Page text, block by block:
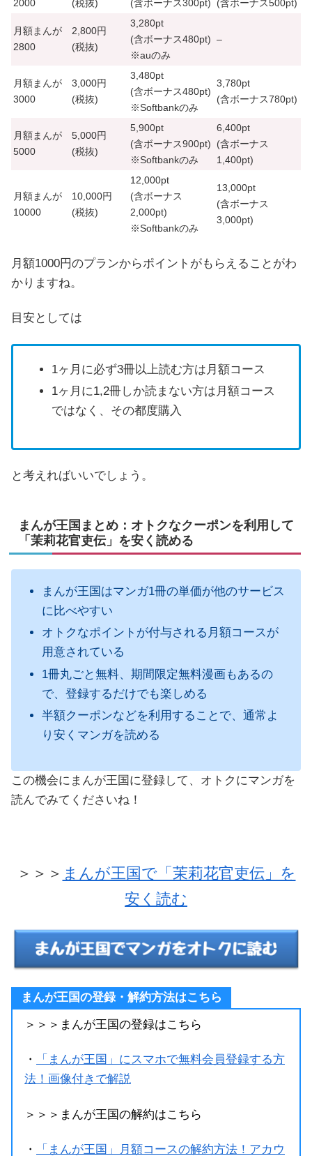
2000 (税抜) (含ボーナス300pt) (含ボーナス500pt)
月額まんが
2800
2,800円
(税抜)
3,280pt
(含ボーナス480pt)
※auのみ
–
月額まんが
3000
3,000円
(税抜)
3,480pt
(含ボーナス480pt)
※Softbankのみ
3,780pt
(含ボーナス780pt)
月額まんが
5000
5,000円
(税抜)
5,900pt
(含ボーナス900pt)
※Softbankのみ
6,400pt
(含ボーナス
1,400pt)
月額まんが
10000
10,000円
(税抜)
12,000pt
(含ボーナス
2,000pt)
※Softbankのみ
13,000pt
(含ボーナス
3,000pt)
月額1000円のプランからポイントがもらえることがわ
かりますね。
目安としては
1ヶ月に必ず3冊以上読む方は月額コース
1ヶ月に1,2冊しか読まない方は月額コース
ではなく、その都度購入
と考えればいいでしょう。
まんが王国まとめ：オトクなクーポンを利用して
「茉莉花官吏伝」を安く読める
まんが王国はマンガ1冊の単価が他のサービス
に比べやすい
オトクなポイントが付与される月額コースが
用意されている
1冊丸ごと無料、期間限定無料漫画もあるの
で、登録するだけでも楽しめる
半額クーポンなどを利用することで、通常よ
り安くマンガを読める
この機会にまんが王国に登録して、オトクにマンガを
読んでみてくださいね！
＞＞＞ まんが王国で「茉莉花官吏伝」を
安く読む
まんが王国の登録・解約方法はこちら
＞＞＞まんが王国の登録はこちら
・
「まんが王国」にスマホで無料会員登録する方
法！画像付きで解説
＞＞＞まんが王国の解約はこちら
・
「まんが王国」月額コースの解約方法！アカウ